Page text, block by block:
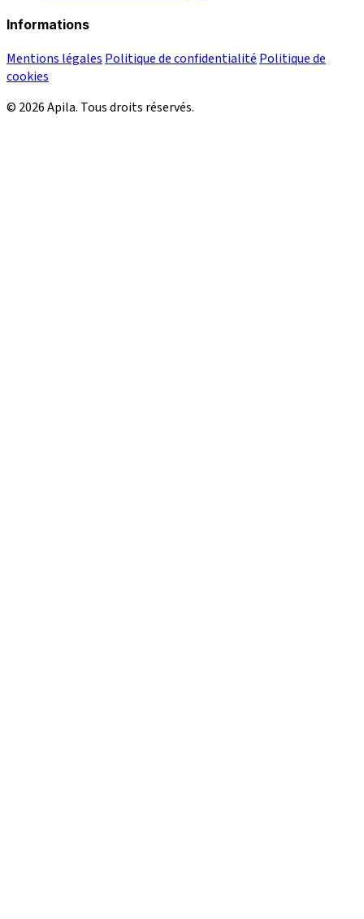
Informations
Mentions légales Politique de confidentialité Politique de
cookies
© 2026 Apila. Tous droits réservés.